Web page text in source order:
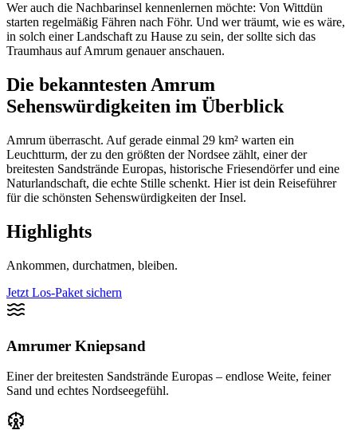
Wer auch die Nachbarinsel kennenlernen möchte: Von Wittdün
starten regelmäßig Fähren nach Föhr. Und wer träumt, wie es wäre,
in solch einer Landschaft zu Hause zu sein, der sollte sich das
Traumhaus auf Amrum genauer anschauen.
Die bekanntesten Amrum
Sehenswürdigkeiten im Überblick
Amrum überrascht. Auf gerade einmal 29 km² warten ein
Leuchtturm, der zu den größten der Nordsee zählt, einer der
breitesten Sandstrände Europas, historische Friesendörfer und eine
Naturlandschaft, die echte Stille schenkt. Hier ist dein Reiseführer
für die schönsten Sehenswürdigkeiten der Insel.
Highlights
Ankommen, durchatmen, bleiben.
Jetzt Los-Paket sichern
Amrumer Kniepsand
Einer der breitesten Sandstrände Europas – endlose Weite, feiner
Sand und echtes Nordseegefühl.